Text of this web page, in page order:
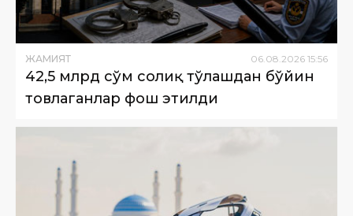
ЖАМИЯТ 06 08 2026 15:56
42,5 млрд сўм солиқ тўлашдан бўйин
товлаганлар фош этилди